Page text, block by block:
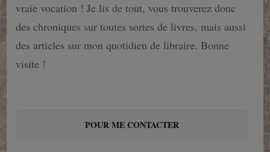
vraie vocation ! Je lis de tout, vous trouverez donc
des chroniques sur toutes sortes de livres, mais aussi
des articles sur mon quotidien de libraire. Bonne
visite !
POUR ME CONTACTER